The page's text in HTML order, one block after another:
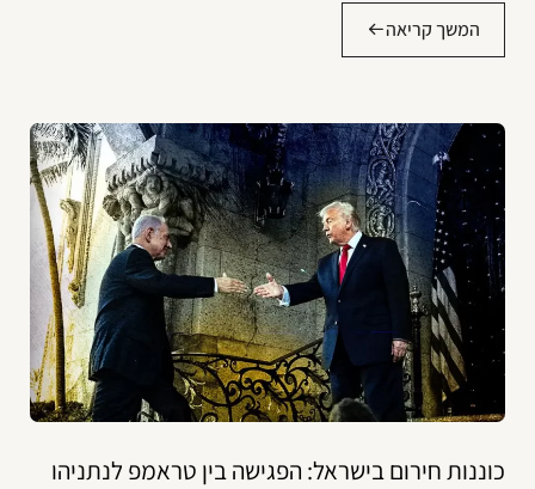
המשך קריאה
כוננות חירום בישראל: הפגישה בין טראמפ לנתניהו